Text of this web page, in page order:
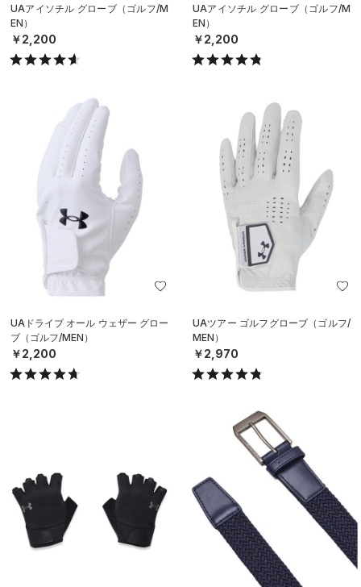
UAアイソチル グローブ（ゴルフ/M
EN）
￥2,200
UAアイソチル グローブ（ゴルフ/M
EN）
￥2,200
UAドライブ オール ウェザー グロー
ブ（ゴルフ/MEN）
￥2,200
UAツアー ゴルフグローブ（ゴルフ/
MEN）
￥2,970